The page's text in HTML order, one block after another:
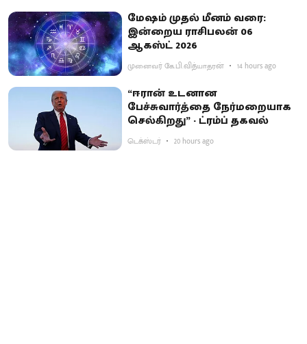
மேஷம் முதல் மீனம் வரை:
இன்றைய ராசிபலன் 06
ஆகஸ்ட் 2026
முனைவர் கே.பி.வித்யாதரன் 14 hours ago
“ஈரான் உடனான
பேச்சுவார்த்தை நேர்மறையாக
செல்கிறது” - ட்ரம்ப் தகவல்
டெக்ஸ்டர் 20 hours ago